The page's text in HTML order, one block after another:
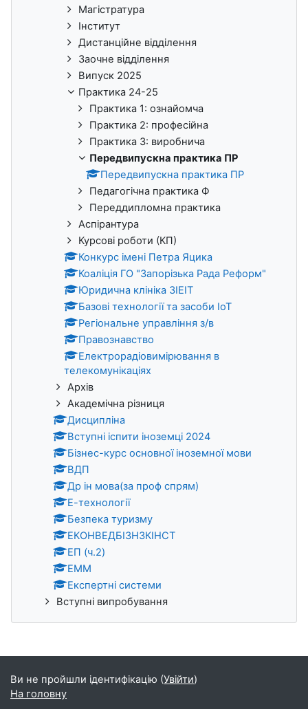
Магістратура
Інститут
Дистанційне відділення
Заочне відділення
Випуск 2025
Практика 24-25
Практика 1: ознайомча
Практика 2: професійна
Практика 3: виробнича
Передвипускна практика ПР
Передвипускна практика ПР
Педагогічна практика Ф
Переддипломна практика
Аспірантура
Курсові роботи (КП)
Конкурс імені Петра Яцика
Коаліція ГО "Запорізька Рада Реформ"
Юридична клініка ЗІЕІТ
Базові технології та засоби ІоТ
Регіональне управління з/в
Правознавство
Електрорадіовимірювання в
телекомунікаціях
Архів
Академічна різниця
Дисципліна
Вступні іспити іноземці 2024
Бізнес-курс основної іноземної мови
ВДП
Др ін мова(за проф спрям)
Е-технології
Безпека туризму
ЕКОНВЕДБІЗН3КІНСТ
ЕП (ч.2)
ЕММ
Експертні системи
Вступні випробування
Ви не пройшли ідентифікацію (Увійти)
На головну